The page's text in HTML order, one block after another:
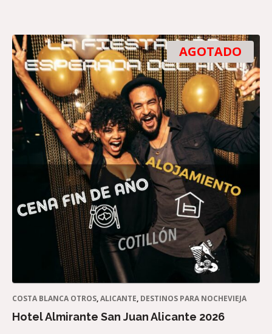
AGOTADO
COSTA BLANCA OTROS,ALICANTE, DESTINOS PARA NOCHEVIEJA
Hotel Almirante San Juan Alicante 2026